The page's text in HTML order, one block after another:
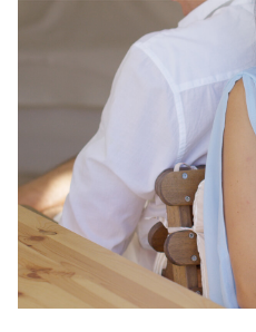
ワークスタイル
妊娠/出産/家族
ココロ/カラダ
グルメ